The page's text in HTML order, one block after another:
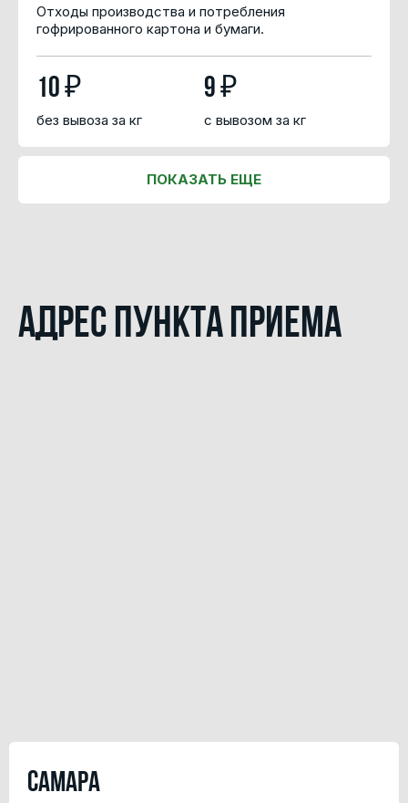
Отходы производства и потребления
гофрированного картона и бумаги.
10 ₽
без вывоза за кг
9 ₽
с вывозом за кг
ПОКАЗАТЬ ЕЩЕ
Адрес пункта приема
Самара